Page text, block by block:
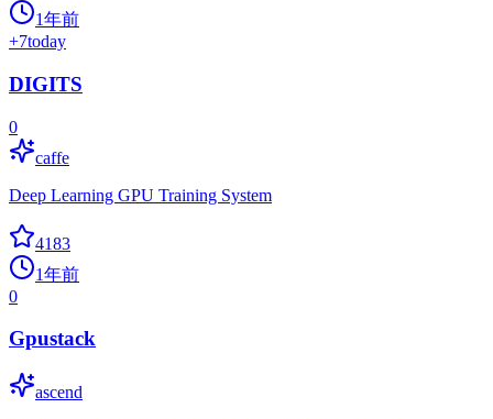
1年前
+7today
DIGITS
0
caffe
Deep Learning GPU Training System
4183
1年前
0
Gpustack
ascend